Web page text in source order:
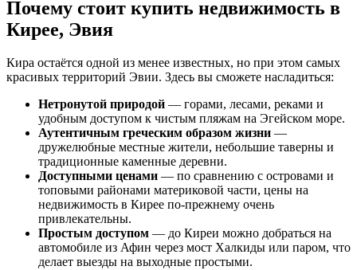
Почему стоит купить недвижимость в
Кирее, Эвия
Кира остаётся одной из менее известных, но при этом самых
красивых территорий Эвии. Здесь вы сможете насладиться:
Нетронутой природой — горами, лесами, реками и
удобным доступом к чистым пляжам на Эгейском море.
Аутентичным греческим образом жизни —
дружелюбные местные жители, небольшие таверны и
традиционные каменные деревни.
Доступными ценами — по сравнению с островами и
топовыми районами материковой части, цены на
недвижимость в Кирее по-прежнему очень
привлекательны.
Простым доступом — до Киреи можно добраться на
автомобиле из Афин через мост Халкиды или паром, что
делает выезды на выходные простыми.